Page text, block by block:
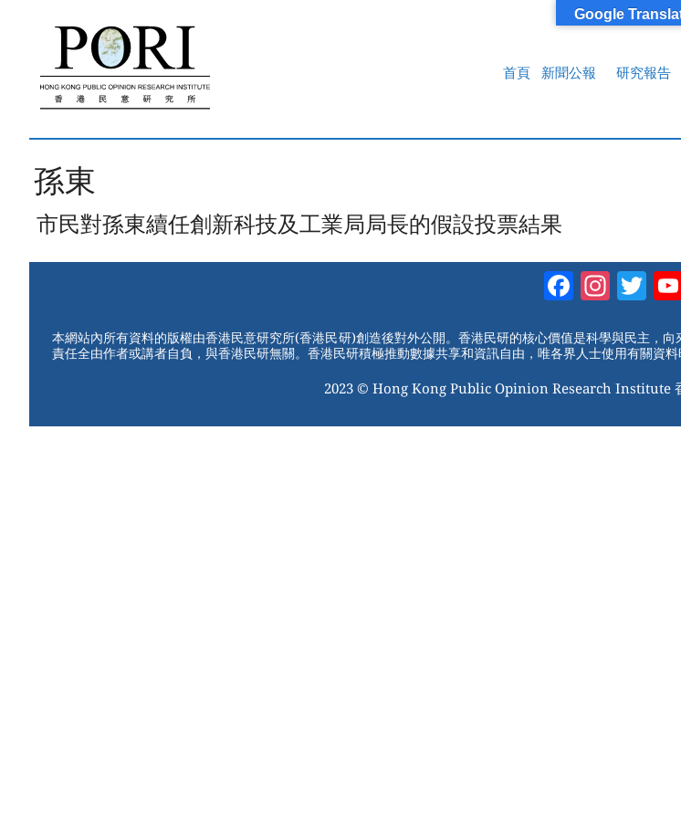
首頁
新聞公報 研究報告
孫東
市民對孫東續任創新科技及工業局局長的假設投票結果
本網站內所有資料的版權由香港民意研究所(香港民研)創造後對外公開。香港民研的核心價值是科學與民主，
責任全由作者或講者自負，與香港民研無關。香港民研積極推動數據共享和資訊自由，唯各界人士使用有關資料
2023 © Hong Kong Public Opinion Research Institute
Google